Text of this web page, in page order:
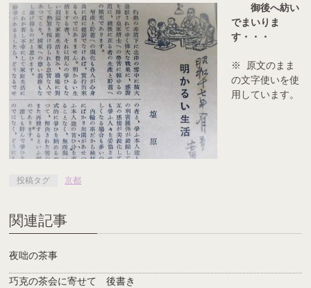
御後へ紡い
でまいりま
す・・・
※ 原文のまま
の文字使いを使
用しています。
投稿タグ 京都
関連記事
夜咄の茶事
巧克の茶会に寄せて 後書き